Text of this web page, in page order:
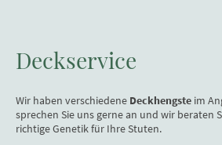
Deckservice
Wir haben verschiedene Deckhengste im
sprechen Sie uns gerne an und wir beraten
richtige Genetik für Ihre Stuten.